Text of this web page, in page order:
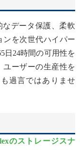
なデータ保護、柔軟
ンを次世代ハイパー
日24時間の可用性を
ユーザーの生産性を
過言ではありませ
のストレージスナ